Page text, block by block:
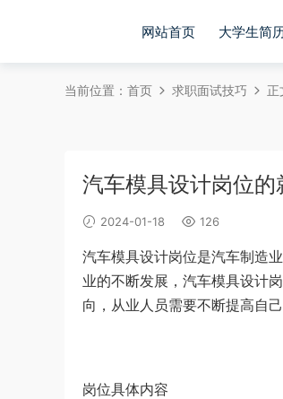
网站首页 大学生简
当前位置： 首页 求职面试技巧 正
汽车模具设计岗位的
2024-01-18 126
汽车模具设计岗位是汽车制造
业的不断发展，汽车模具设计
向，从业人员需要不断提高自
岗位具体内容